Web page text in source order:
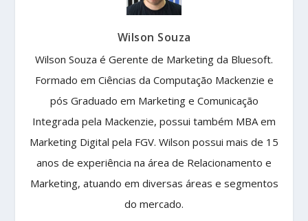
Wilson Souza
Wilson Souza é Gerente de Marketing da Bluesoft.
Formado em Ciências da Computação Mackenzie e
pós Graduado em Marketing e Comunicação
Integrada pela Mackenzie, possui também MBA em
Marketing Digital pela FGV. Wilson possui mais de 15
anos de experiência na área de Relacionamento e
Marketing, atuando em diversas áreas e segmentos
do mercado.